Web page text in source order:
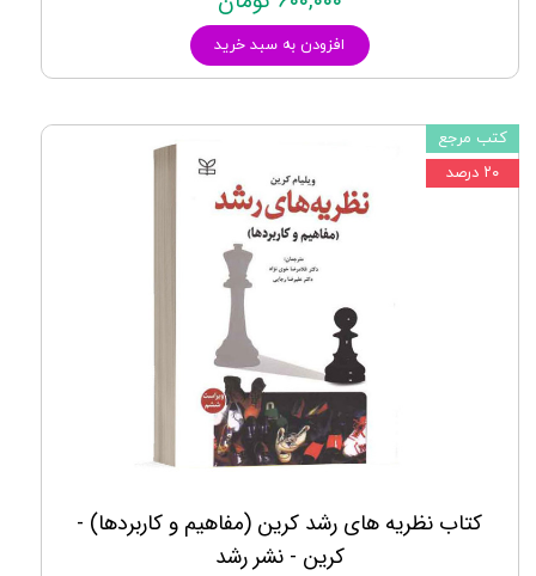
افزودن به سبد خرید
کتاب نظریه های رشد کرین (مفاهیم و کاربردها) -
کرین - نشر رشد
کتب مرجع
۲۰ درصد